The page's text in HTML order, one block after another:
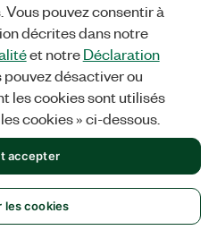
TwitterYouTube
TOUS DROITS RÉSERVÉS.
pouvez consentir à
décrites dans notre
et notreDéclaration
pouvez désactiver ou
les cookies sont utilisés
cookies » ci-dessous.
les cookies
accepter